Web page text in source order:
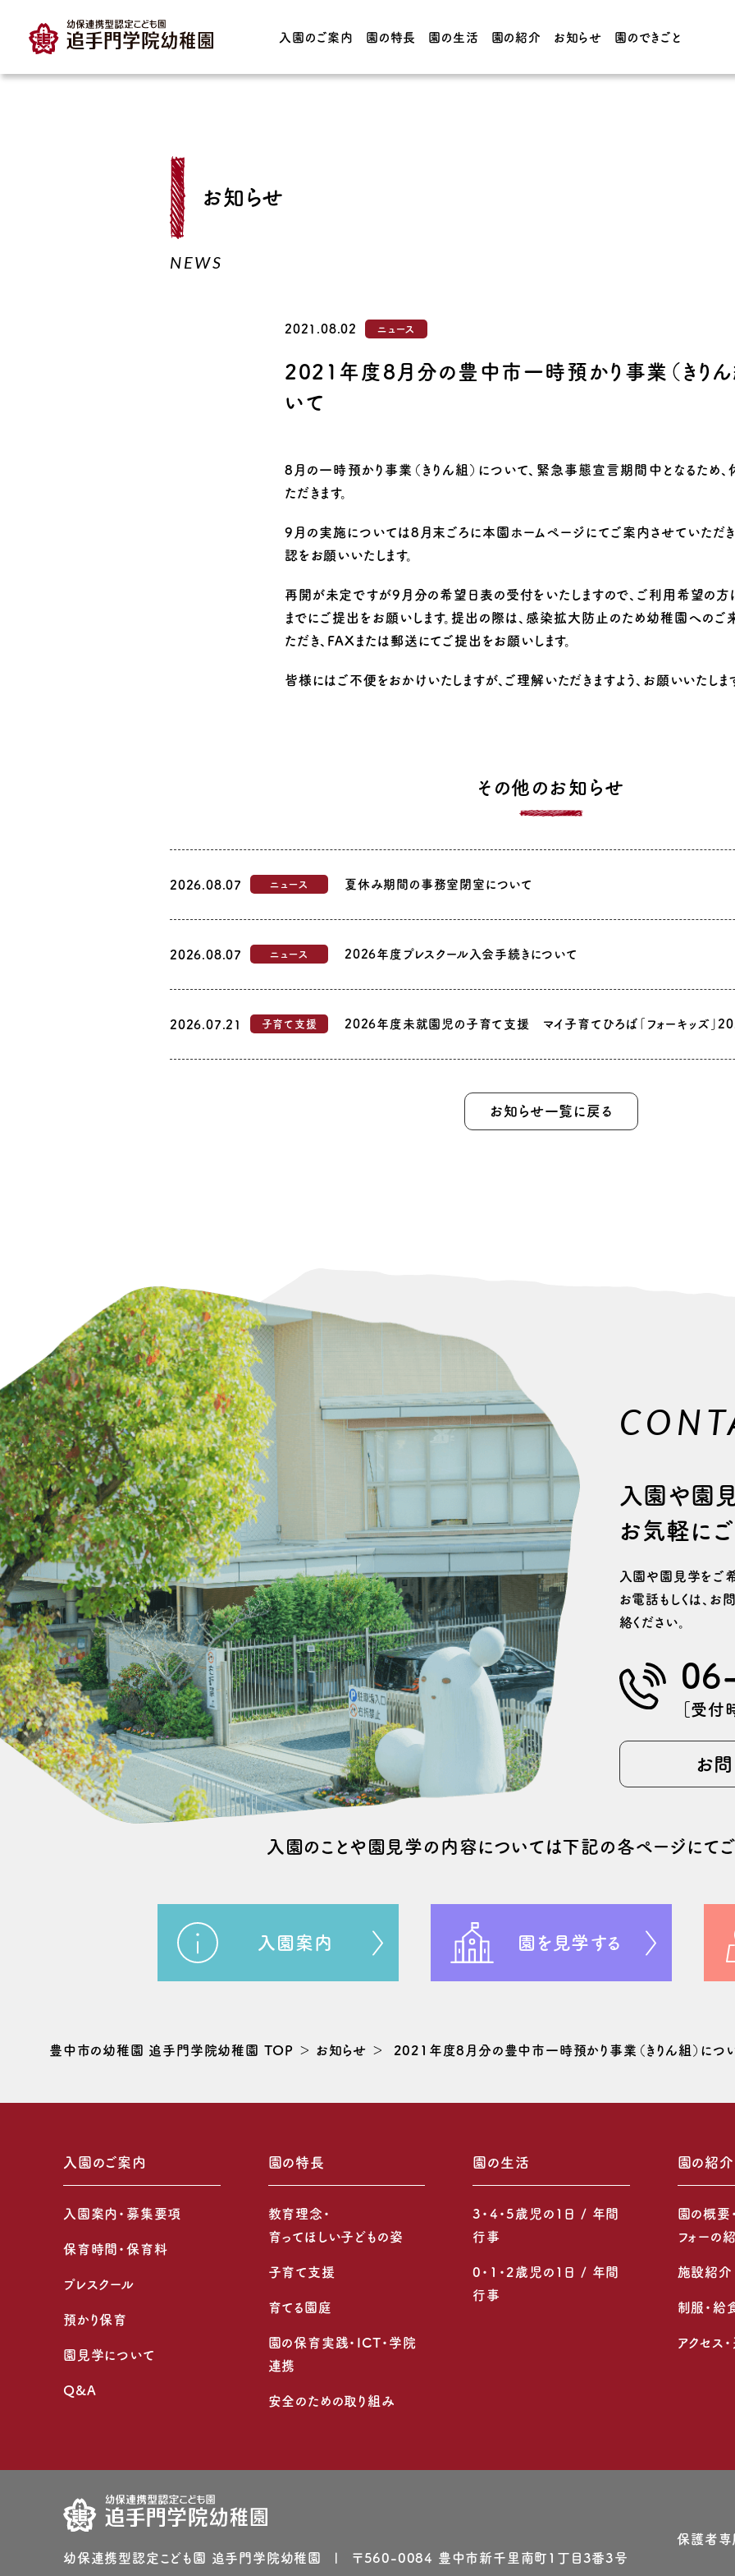
入園のご案内 園の特長 園の生活 園の紹介 お知らせ 園のできごと
入園案内・募集要項
教育理念・育ってほしい子
園の保育実践・ICT・学院
安全のための取り組み
お知らせ
NEWS
2021.08.02 ニュース
2021年度8月分の豊中市一時預かり事業（きりん
いて
8月の一時預かり事業（きりん組）について、緊急事態宣言期間中となるため、
ただきます。
9月の実施については8月末ごろに本園ホームページにてご案内させていただき
認をお願いいたします。
再開が未定ですが9月分の希望日表の受付をいたしますので、ご利用希望の方
までにご提出をお願いします。提出の際は、感染拡大防止のため幼稚園へのご
ただき、FAXまたは郵送にてご提出をお願いします。
皆様にはご不便をおかけいたしますが、ご理解いただきますよう、お願いいたしま
その他のお知らせ
2026.08.07 ニュース 夏休み期間の事務室閉室について
2026.08.07 ニュース 2026年度プレスクール入会手続きについて
2026.07.21 子育て支援 2026年度未就園児の子育て支援 マイ子育てひろば「フォーキッズ」
お知らせ一覧に戻る
⼊園や園
お気軽に
⼊園や園⾒学をご
お電話もしくは、
お
絡ください。
［受
お
⼊園のことや園⾒学の 内容については下記の各ページにて
入園案内 園を見学する
豊中市の幼稚園 追手門学院幼稚園 TOP お知らせ 2021年度8月分の豊中市一時預かり事業（きりん組）につ
入園のご案内
入園案内・募集要項
保育時間・保育料
プレスクール
預かり保育
園見学について
Q&A
園の特長
教育理念・
育ってほしい子どもの姿
子育て支援
育てる園庭
園の保育実践・ICT・学院
連携
安全のための取り組み
園の生活
3・4・5歳児の1日 / 年間
行事
0・1・2歳児の1日 / 年間
行事
園の紹介
園の概要
フォーの
施設紹介
制服・給
アクセス
幼保連携型認定こども園 追⼿⾨学院幼稚園 〒560-0084 豊中市新千⾥南町1丁⽬3番3号
保護者専